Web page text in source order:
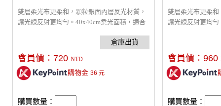
雙層柔光布更柔和，顆粒銀面內層反光材質，
讓光線反射更均勻。40x40cm柔光面積，適合
環，適用Skier Sunray 50W、160 Spot、200
Focus系列LED燈、MT-160閃燈。
會員價： 720 NTD
購物金 36 元
購買數量：
雙層柔光布更柔
讓光線反射更均勻
Focus系列LED燈
會員價： 960
購買數量：